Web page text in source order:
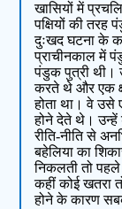
खासियों में
पक्षियों की
दुःखद घटना के
प्राचीनकाल में
पंडुक पुत्री थी।
करते थे और एक
होता था। वे
होने देते थे। उन्हें
रीति-नीति से
बहेलिया का
निकलती तो
कहीं कोई खतरा
होने के कारण